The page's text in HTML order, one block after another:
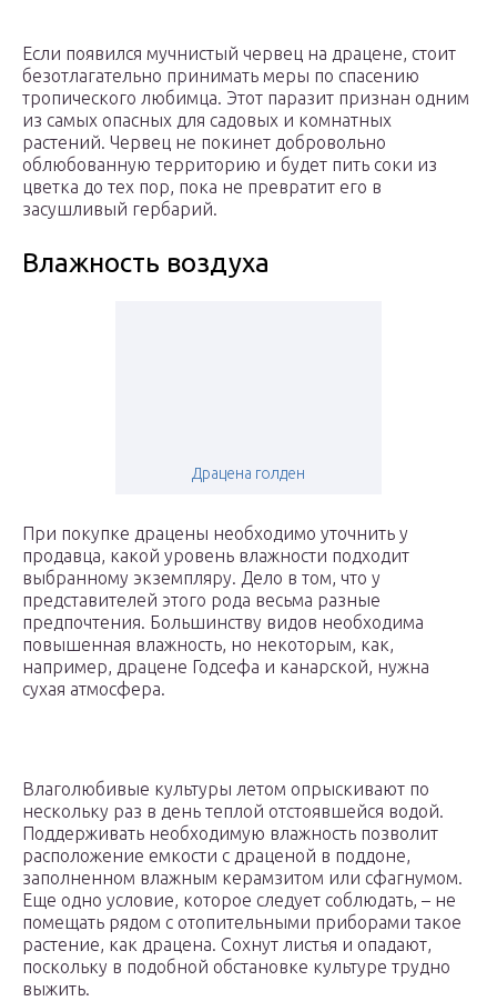
Если появился мучнистый червец на драцене, стоит
безотлагательно принимать меры по спасению
тропического любимца. Этот паразит признан одним
из самых опасных для садовых и комнатных
растений. Червец не покинет добровольно
облюбованную территорию и будет пить соки из
цветка до тех пор, пока не превратит его в
засушливый гербарий.
Влажность воздуха
Драцена голден
При покупке драцены необходимо уточнить у
продавца, какой уровень влажности подходит
выбранному экземпляру. Дело в том, что у
представителей этого рода весьма разные
предпочтения. Большинству видов необходима
повышенная влажность, но некоторым, как,
например, драцене Годсефа и канарской, нужна
сухая атмосфера.
Влаголюбивые культуры летом опрыскивают по
нескольку раз в день теплой отстоявшейся водой.
Поддерживать необходимую влажность позволит
расположение емкости с драценой в поддоне,
заполненном влажным керамзитом или сфагнумом.
Еще одно условие, которое следует соблюдать, – не
помещать рядом с отопительными приборами такое
растение, как драцена. Сохнут листья и опадают,
поскольку в подобной обстановке культуре трудно
выжить.